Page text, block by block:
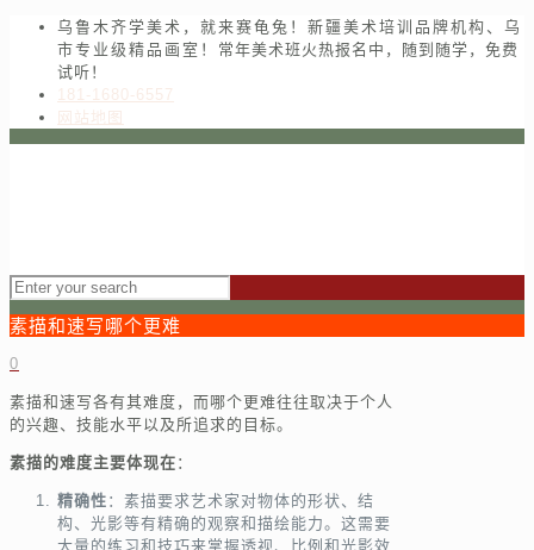
乌鲁木齐学美术，就来赛龟兔！新疆美术培训品牌机构、乌
市专业级精品画室！常年美术班火热报名中，随到随学，免费
试听！
181-1680-6557
网站地图
素描和速写哪个更难
0
素描和速写各有其难度，而哪个更难往往取决于个人
的兴趣、技能水平以及所追求的目标。
素描的难度主要体现在 ：
精确性 ：素描要求艺术家对物体的形状、结
构、光影等有精确的观察和描绘能力。这需要
大量的练习和技巧来掌握透视、比例和光影效